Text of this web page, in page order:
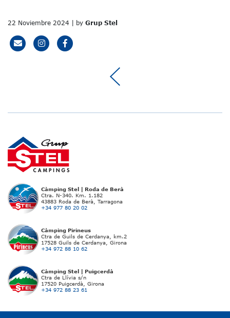
22 Noviembre 2024 | by Grup Stel
Càmping Stel | Roda de Berà
Ctra. N-340. Km. 1.182
43883 Roda de Berà, Tarragona
+34 977 80 20 02
Càmping Pirineus
Ctra de Guils de Cerdanya, km.2
17528 Guils de Cerdanya, Girona
+34 972 88 10 62
Càmping Stel | Puigcerdà
Ctra de Llívia s/n
17520 Puigcerdà, Girona
+34 972 88 23 61